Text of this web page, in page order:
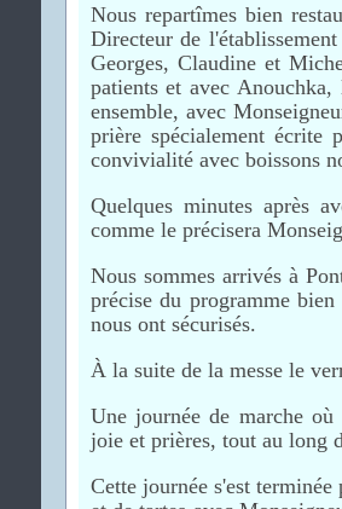
Nous repartîmes bien
Directeur de
Georges, Claudine et
patients et avec
ensemble, avec
prière spécialement écrite
convivialité avec boissons
Quelques minutes après
comme le précisera
Nous sommes arrivés à
précise du programme
nous ont sécurisés.
À la suite de la messe le
Une journée de marche où
joie et prières, tout au long
Cette journée s'est